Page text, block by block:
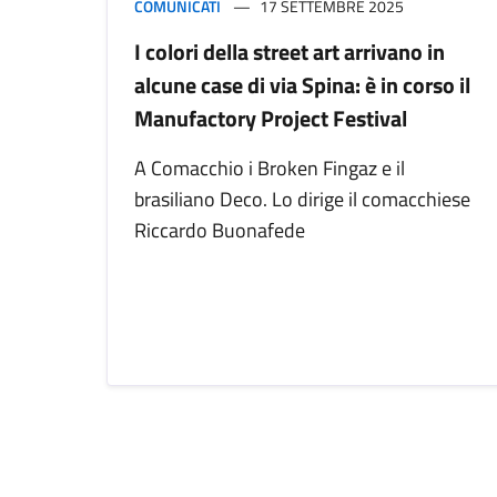
COMUNICATI 17 SETTEMBRE 2025
I colori della street art arrivano in
alcune case di via Spina: è in corso il
Manufactory Project Festival
A Comacchio i Broken Fingaz e il
brasiliano Deco. Lo dirige il comacchiese
Riccardo Buonafede